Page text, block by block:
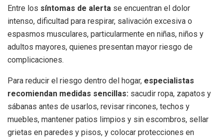
Entre los síntomas de alerta se encuentran el dolor
intenso, dificultad para respirar, salivación excesiva o
espasmos musculares, particularmente en niñas, niños y
adultos mayores, quienes presentan mayor riesgo de
complicaciones.
Para reducir el riesgo dentro del hogar, especialistas
recomiendan medidas sencillas: sacudir ropa, zapatos y
sábanas antes de usarlos, revisar rincones, techos y
muebles, mantener patios limpios y sin escombros, sellar
grietas en paredes y pisos, y colocar protecciones en